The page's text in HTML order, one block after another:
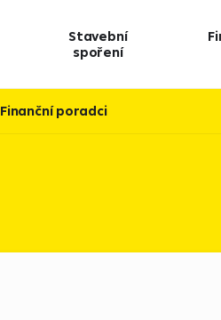
Stavební
spoření
Finanční poradci